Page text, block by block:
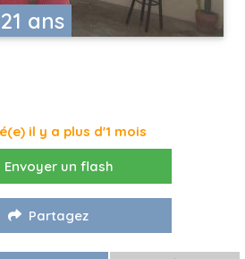
ans
il y a plus d'1 mois
Envoyer un flash
Partagez